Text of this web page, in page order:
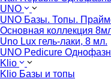
UNO
UNO Базы. Топы.
Основная коллекция
Uno Lux гель-лаки, 8 мл.
UNO Pedicure
Klio
Klio Базы и топы